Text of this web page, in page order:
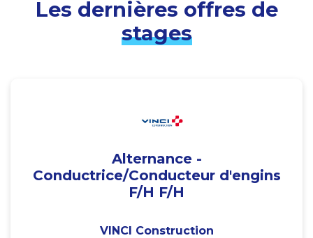
Les dernières offres de
stages
Alternance -
Conductrice/Conducteur d'engins
F/H F/H
VINCI Construction